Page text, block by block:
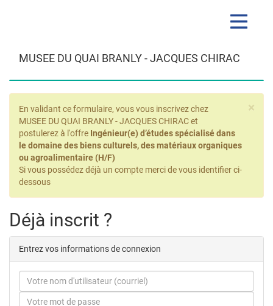
Toggle
MUSEE DU QUAI BRANLY - JACQUES CHIRAC
×
En validant ce formulaire, vous vous inscrivez chez
MUSEE DU QUAI BRANLY - JACQUES CHIRAC et
postulerez à l'offre Ingénieur(e) d’études spécialisé dans
le domaine des biens culturels, des matériaux organiques
ou agroalimentaire (H/F)
Si vous possédez déjà un compte merci de vous identifier ci-
dessous
Déjà inscrit ?
Entrez vos informations de connexion